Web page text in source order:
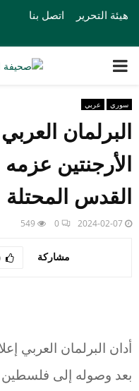
هيئة التحرير اتصل بنا
PRIMARY
MENU
سوري عربي
البرلمان
الأرجنتين
القدس المحتلة
2024-02-07
0
549
مشاركة
أدان البرلمان العربي
بعد وصوله إلى